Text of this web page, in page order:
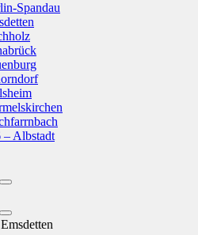
Spandau
– Albstadt
Search
Search